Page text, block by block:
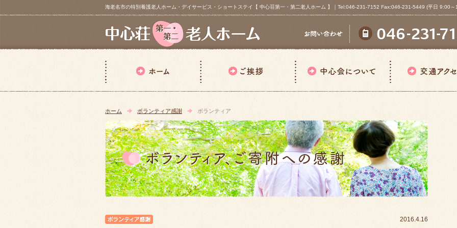
海老名市の特別養護老人ホーム・デイサービス・ショートステイ【 中心荘第一・第二老人ホーム 】｜Tel:046-231-7152 Fax:046-231-5449 (平日 9:00
ホーム ボランティア感謝 ボランティア
2016.4.16